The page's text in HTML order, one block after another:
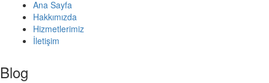
Ana Sayfa
Hakkımızda
Hizmetlerimiz
İletişim
Blog